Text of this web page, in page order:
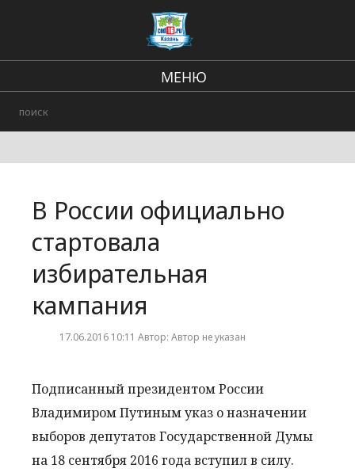
МЕНЮ
Городские события
В России официально
стартовала
избирательная
кампания
17.06.2016 10:11 Автор: Автор не указан
Подписанный президентом России
Владимиром Путиным указ о назначении
выборов депутатов Государственной Думы
на 18 сентября 2016 года вступил в силу.